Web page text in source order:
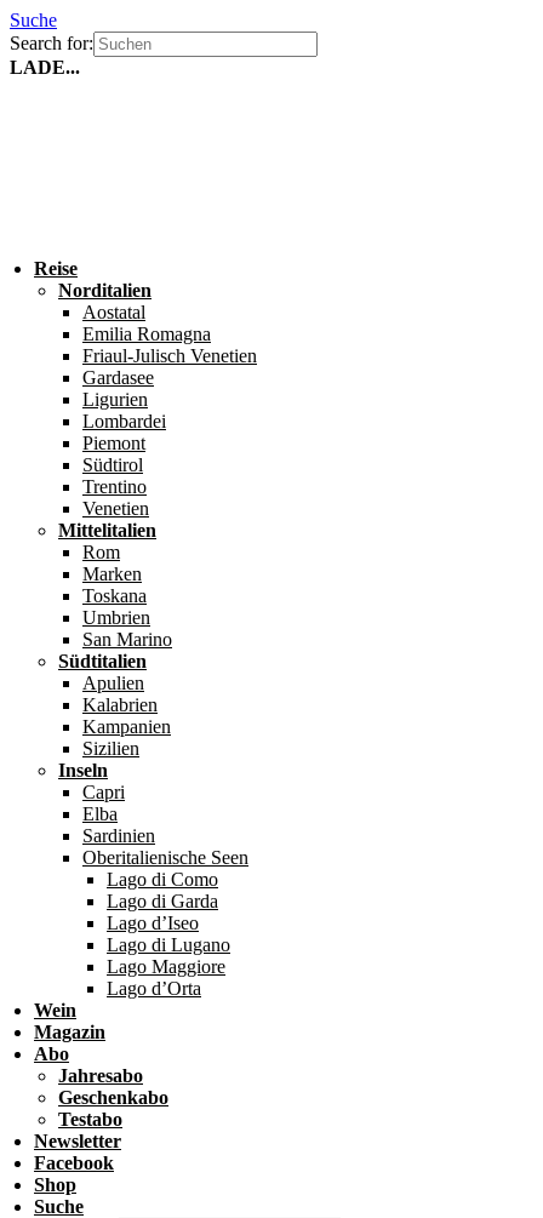
Suche
Search for:
LADE...
Reise
Norditalien
Aostatal
Emilia Romagna
Friaul-Julisch Venetien
Gardasee
Ligurien
Lombardei
Piemont
Südtirol
Trentino
Venetien
Mittelitalien
Rom
Marken
Toskana
Umbrien
San Marino
Südtitalien
Apulien
Kalabrien
Kampanien
Sizilien
Inseln
Capri
Elba
Sardinien
Oberitalienische Seen
Lago di Como
Lago di Garda
Lago d’Iseo
Lago di Lugano
Lago Maggiore
Lago d’Orta
Wein
Magazin
Abo
Jahresabo
Geschenkabo
Testabo
Newsletter
Facebook
Shop
Suche